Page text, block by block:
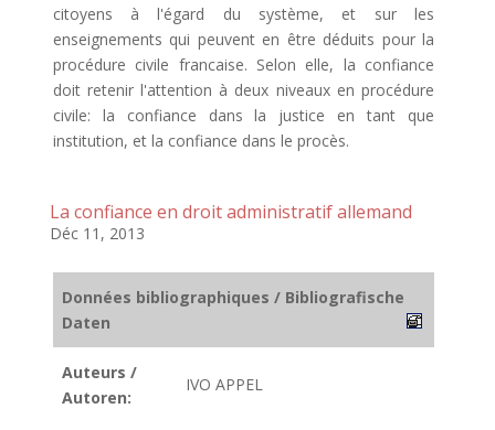
citoyens à l'égard du système, et sur les
enseignements qui peuvent en être déduits pour la
procédure civile francaise. Selon elle, la confiance
doit retenir l'attention à deux niveaux en procédure
civile: la confiance dans la justice en tant que
institution, et la confiance dans le procès.
La confiance en droit administratif allemand
Déc 11, 2013
Données bibliographiques / Bibliografische
Daten
Auteurs /
Autoren:
IVO APPEL